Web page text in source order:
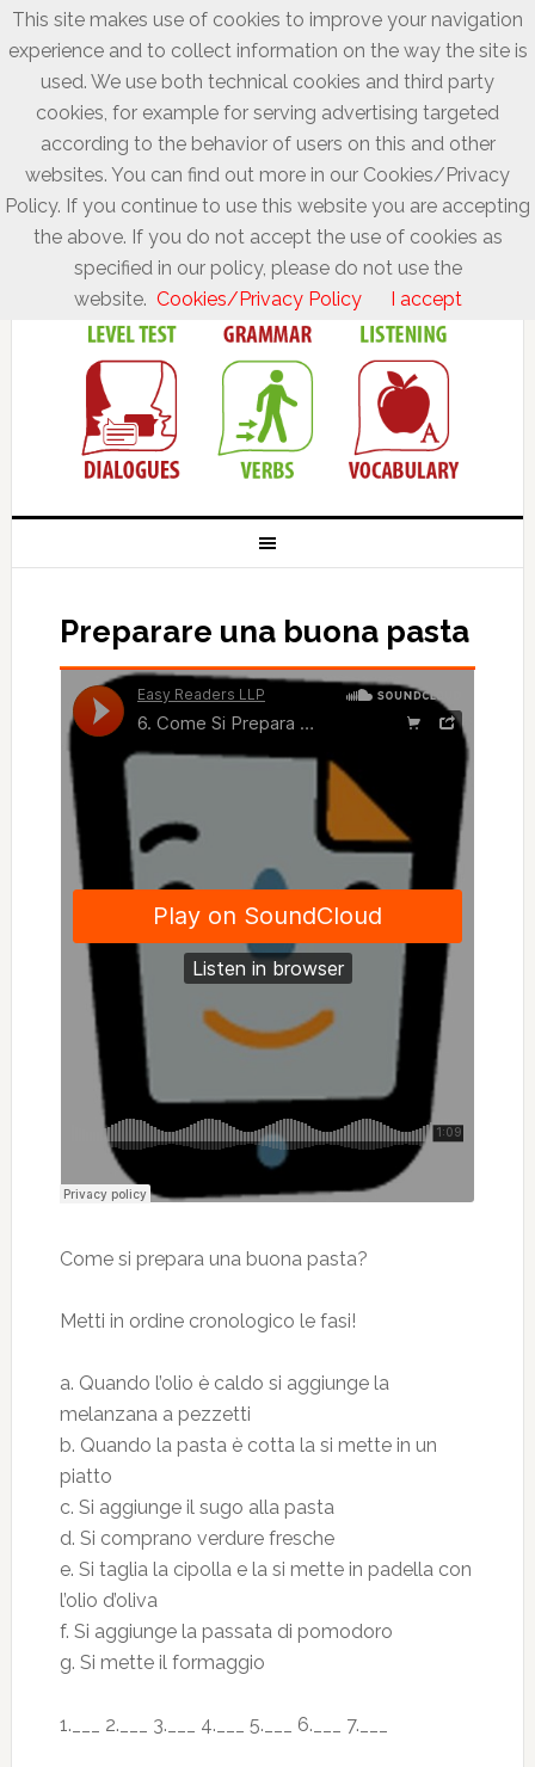
Preparare una buona pasta
Come si prepara una buona pasta?
Metti in ordine cronologico le fasi!
a. Quando l’olio è caldo si aggiunge la
melanzana a pezzetti
b. Quando la pasta è cotta la si mette in un
piatto
c. Si aggiunge il sugo alla pasta
d. Si comprano verdure fresche
e. Si taglia la cipolla e la si mette in padella con
l’olio d’oliva
f. Si aggiunge la passata di pomodoro
g. Si mette il formaggio
1.___ 2.___ 3.___ 4.___ 5.___ 6.___ 7.___
This site makes use of cookies to improve your navigation
experience and to collect information on the way the site is
used. We use both technical cookies and third party
cookies, for example for serving advertising targeted
according to the behavior of users on this and other
websites. You can find out more in our Cookies/Privacy
Policy. If you continue to use this website you are accepting
the above. If you do not accept the use of cookies as
specified in our policy, please do not use the
website. Cookies/Privacy Policy I accept